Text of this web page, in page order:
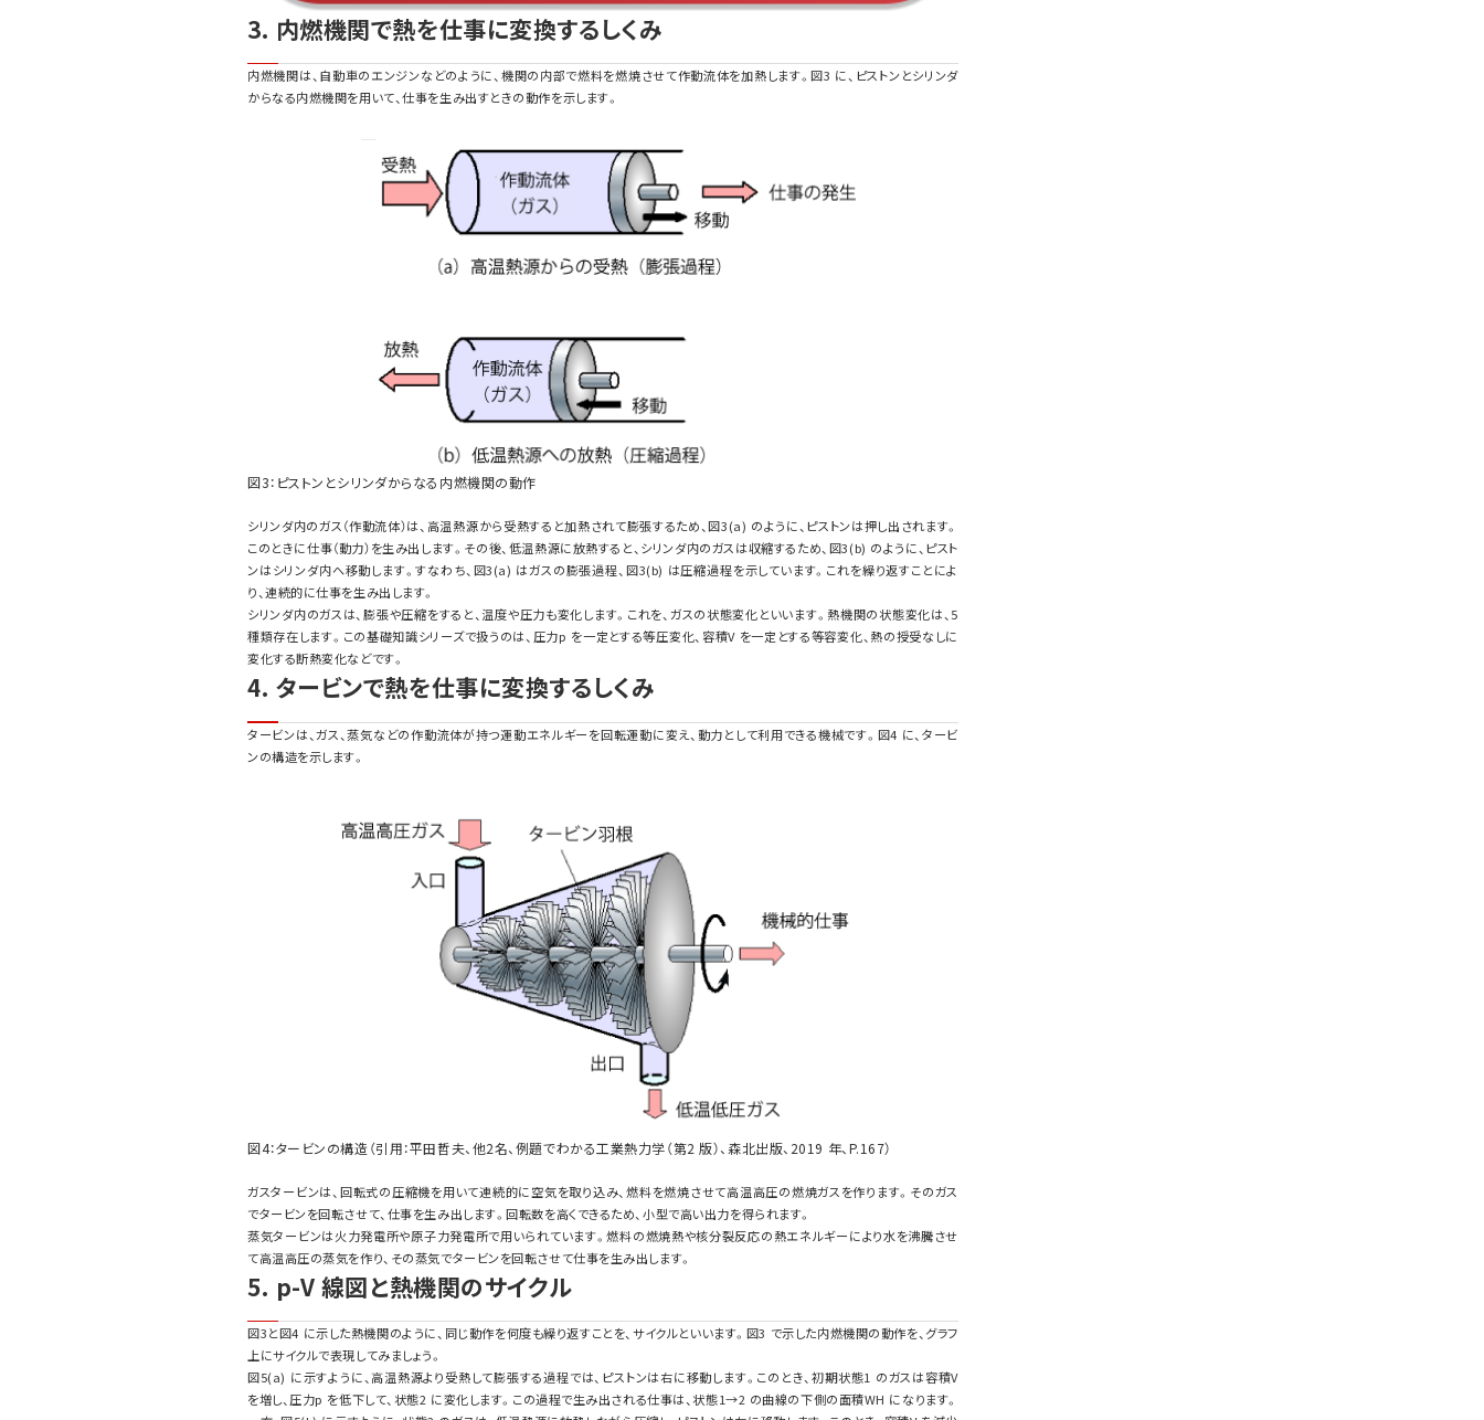
3. 内燃機関で熱を仕事に変換するしくみ
内燃機関は、自動車のエンジンなどのように、機関の内部で燃料を燃焼させて作動流体を加熱します。図3 に、ピストンとシリンダ
からなる内燃機関を用いて、仕事を生み出すときの動作を示します。
図3：ピストンとシリンダからなる内燃機関の動作
シリンダ内のガス（作動流体）は、高温熱源から受熱すると加熱されて膨張するため、図3(a) のように、ピストンは押し出されます。
このときに仕事（動力）を生み出します。その後、低温熱源に放熱すると、シリンダ内のガスは収縮するため、図3(b) のように、ピスト
ンはシリンダ内へ移動します。すなわち、図3(a) はガスの膨張過程、図3(b) は圧縮過程を示しています。これを繰り返すことによ
り、連続的に仕事を生み出します。
シリンダ内のガスは、膨張や圧縮をすると、温度や圧力も変化します。これを、ガスの状態変化といいます。熱機関の状態変化は、5
種類存在します。この基礎知識シリーズで扱うのは、圧力p を一定とする等圧変化、容積V を一定とする等容変化、熱の授受なしに
変化する断熱変化などです。
4. タービンで熱を仕事に変換するしくみ
タービンは、ガス、蒸気などの作動流体が持つ運動エネルギーを回転運動に変え、動力として利用できる機械です。図4 に、タービ
ンの構造を示します。
図4：タービンの構造（引用：平田哲夫、他2名、例題でわかる工業熱力学（第2 版）、森北出版、2019 年、P.167）
ガスタービンは、回転式の圧縮機を用いて連続的に空気を取り込み、燃料を燃焼させて高温高圧の燃焼ガスを作ります。そのガス
でタービンを回転させて、仕事を生み出します。回転数を高くできるため、小型で高い出力を得られます。
蒸気タービンは火力発電所や原子力発電所で用いられています。燃料の燃焼熱や核分裂反応の熱エネルギーにより水を沸騰させ
て高温高圧の蒸気を作り、その蒸気でタービンを回転させて仕事を生み出します。
5. p-V 線図と熱機関のサイクル
図3と図4 に示した熱機関のように、同じ動作を何度も繰り返すことを、サイクルといいます。図3 で示した内燃機関の動作を、グラフ
上にサイクルで表現してみましょう。
図5(a) に示すように、高温熱源より受熱して膨張する過程では、ピストンは右に移動します。このとき、初期状態1 のガスは容積V
を増し、圧力p を低下して、状態2 に変化します。この過程で生み出される仕事は、状態1→2 の曲線の下側の面積WH になります。